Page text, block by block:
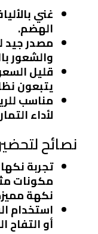
غني
الهضم.
مصدر جيد
والشعور
قليل
يتبعون
مناسب
لأداء
نصائح
تجربة
مكونات
نكهة
استخدام
أو